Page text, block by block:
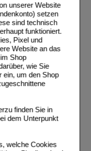
unserer Website
setzen
sind technisch
funktioniert.
Pixel und
Website an das
Shop
wie Sie
ein, um den Shop
finden Sie in
dem Unterpunkt
welche Cookies